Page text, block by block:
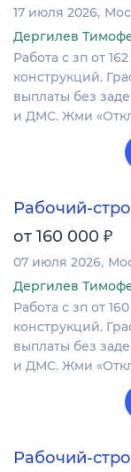
17 июля 2026
Дергилев
Работа с зп от
конструкций.
выплаты без
и ДМС. Жми
Рабочий-
от 160 000 ₽
07 июля 2026
Дергилев
Работа с зп от
конструкций.
выплаты без
и ДМС. Жми
Рабочий-